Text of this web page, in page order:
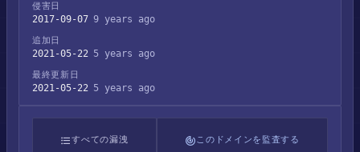
侵害日
2017-09-07 9 years ago
追加日
2021-05-22 5 years ago
最終更新日
2021-05-22 5 years ago
すべての漏洩 このドメインを監査する